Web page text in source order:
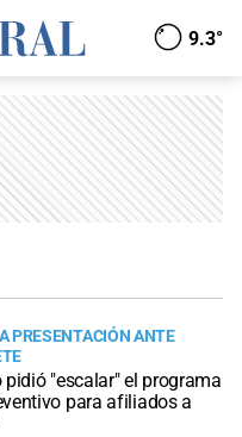
9.3°
PRESENTACIÓN ANTE
pidió "escalar" el programa
para afiliados a